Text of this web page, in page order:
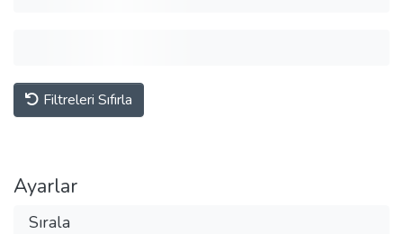
Filtreleri Sıfırla
Ayarlar
Sırala